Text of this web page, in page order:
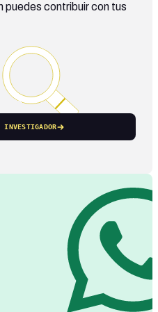
puedes contribuir con tus
INVESTIGADOR